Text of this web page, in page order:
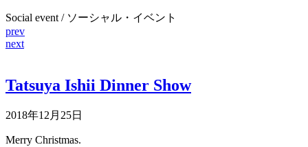
Social event / ソーシャル・イベント
prev
next
Tatsuya Ishii Dinner Show
2018年12月25日
Merry Christmas.